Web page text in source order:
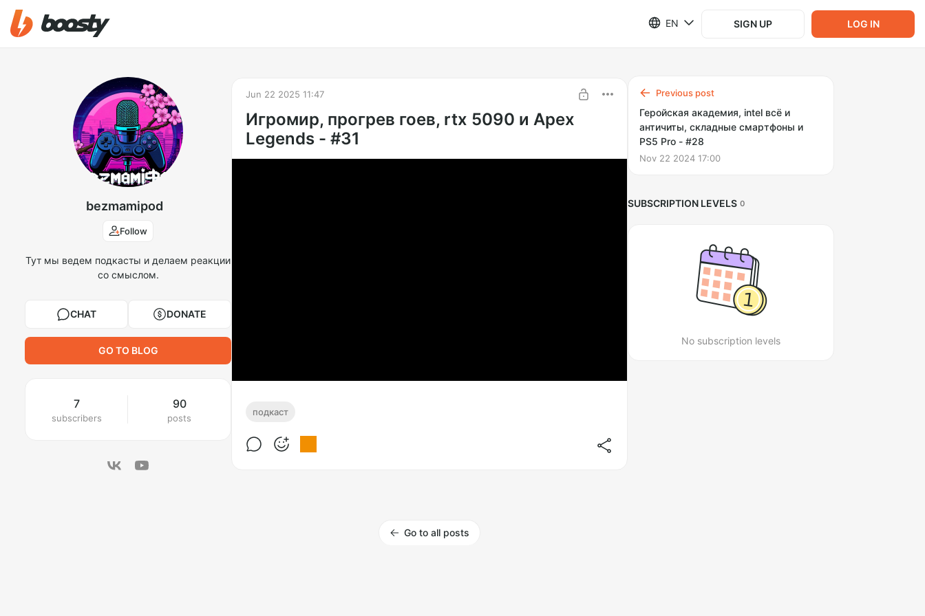
EN SIGN UP LOG IN
bezmamipod
Follow
Тут мы ведем подкасты и делаем реакции
со смыслом.
CHAT DONATE
GO TO BLOG
7
subscribers
90
posts
Jun 22 2025 11:47
Игромир, прогрев гоев, rtx 5090 и Apex
Legends - #31
подкаст
Go to all posts
Previous post
Геройская академия, intel всё и
античиты, складные смартфоны и
PS5 Pro - #28
Nov 22 2024 17:00
SUBSCRIPTION LEVELS 0
No subscription levels